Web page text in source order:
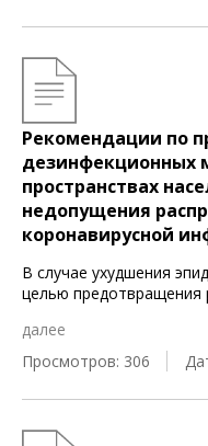
Рекомендации по
дезинфекционных
пространствах
недопущения
коронавирусной
В случае ухудшения
целью предотвращения
далее
Просмотров: 306